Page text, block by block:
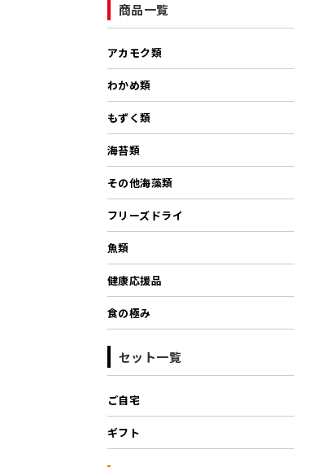
商品一覧
アカモク類
わかめ類
もずく類
海苔類
その他海藻類
フリーズドライ
魚類
健康応援品
食の極み
セット一覧
ご自宅
ギフト